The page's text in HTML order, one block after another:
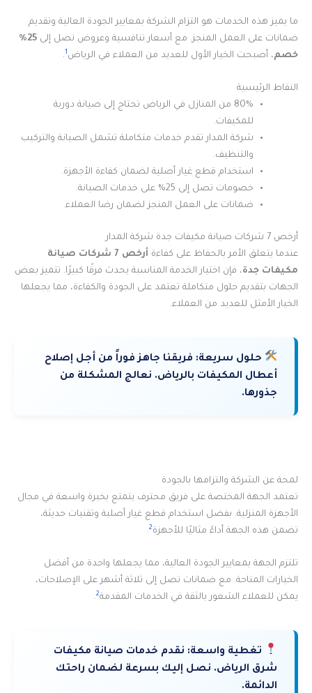
ما يميز هذه الخدمات هو التزام الشركة بمعايير الجودة العالية وتقديم
ضمانات على العمل المنجز. مع أسعار تنافسية وعروض تصل إلى
25%
خصم، أصبحت الخيار الأول للعديد من العملاء في الرياض1
.
النقاط الرئيسية
80% من المنازل في الرياض تحتاج إلى صيانة دورية
للمكيفات.
شركة المدار تقدم خدمات متكاملة تشمل الصيانة والتركيب
والتنظيف.
استخدام قطع غيار أصلية لضمان كفاءة الأجهزة.
خصومات تصل إلى 25% على خدمات الصيانة.
ضمانات على العمل المنجز لضمان رضا العملاء.
أرخص 7 شركات صيانة مكيفات جدة شركة المدار
عندما يتعلق الأمر بالحفاظ على كفاءة
أرخص 7 شركات صيانة
مكيفات جدة، فإن اختيار الخدمة المناسبة يحدث فرقًا كبيرًا. تتميز بعض
الجهات بتقديم حلول متكاملة تعتمد على الجودة والكفاءة، مما يجعلها
الخيار الأمثل للعديد من العملاء.
حلول سريعة: فريقنا جاهز فوراً من أجل إصلاح
أعطال المكيفات بالرياض. نعالج المشكلة من
جذورها.
لمحة عن الشركة والتزامها بالجودة
تعتمد الجهة المختصة على فريق محترف يتمتع بخبرة واسعة في مجال
الأجهزة المنزلية. بفضل استخدام قطع غيار أصلية وتقنيات حديثة،
تضمن هذه الجهة أداءً مثاليًا للأجهزة2
.
تلتزم الجهة بمعايير الجودة العالية، مما يجعلها واحدة من أفضل
الخيارات المتاحة. مع ضمانات تصل إلى ثلاثة أشهر على الإصلاحات،
يمكن للعملاء الشعور بالثقة في الخدمات المقدمة2
.
تغطية واسعة: نقدم خدمات صيانة مكيفات
شرق الرياض. نصل إليك بسرعة لضمان راحتك
الدائمة.